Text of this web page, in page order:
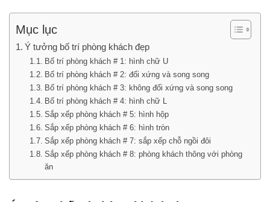
Mục lục
Ý tưởng bố trí phòng khách đẹp
Bố trí phòng khách # 1: hình chữ U
Bố trí phòng khách # 2: đối xứng và song song
Bố trí phòng khách # 3: không đối xứng và song song
Bố trí phòng khách # 4: hình chữ L
Sắp xếp phòng khách # 5: hình hộp
Sắp xếp phòng khách # 6: hình tròn
Sắp xếp phòng khách # 7: sắp xếp chỗ ngồi đôi
Sắp xếp phòng khách # 8: phòng khách thông với phòng
ăn